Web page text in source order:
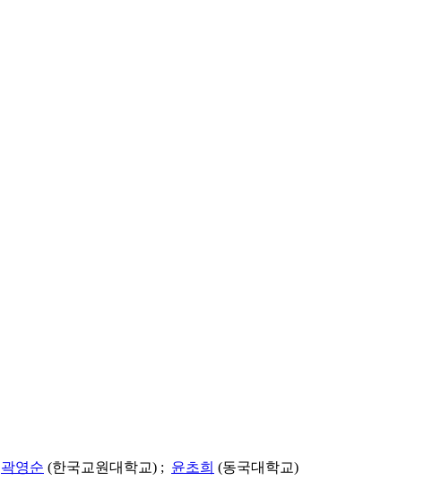
곽영순 (한국교원대학교) ; 윤초희 (동국대학교)